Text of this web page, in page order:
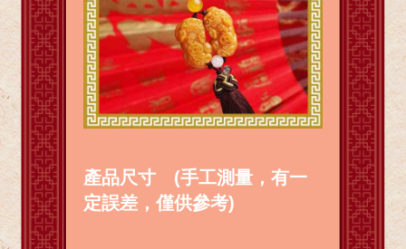
產品尺寸 (手工測量，有一
定誤差，僅供參考)